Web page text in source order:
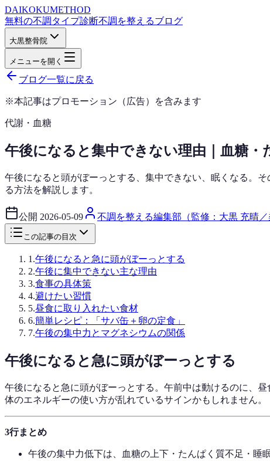
DAIKOKUMETHOD
無料の不調タイプ診断不調を整えるブログ
大黒整骨院
メニューを開く
ブログ一覧に戻る
※本記事はプロモーション（広告）を含みます
代謝・血糖
午後になると集中できない理由｜血糖
午後になると頭がぼーっとする、集中できない、眠くなる。
る方法を解説します。
公開 2026-05-09 不調を整える編集部（監修：大黒 充晴／
この記事の目次
1 .午後になると急に頭がぼーっとする
2.午後に集中できない主な理由
3.食事の具体策
4.避けたい習慣
5.昼食に取り入れたい食材
6.簡単レシピ：「サバ缶＋卵の定食」
7.午後の集中力とマグネシウムの関係
午後になると急に頭がぼーっとする
午後になると急に頭がぼーっとする。午前中は動けるのに、
体のエネルギーの使い方が乱れているサインかもしれません。
3行まとめ
午後の集中力低下は、血糖の上下・たんぱく質不足・睡